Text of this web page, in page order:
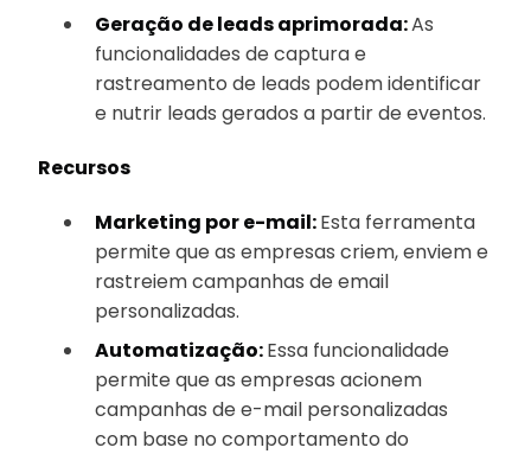
Geração de leads aprimorada:As
funcionalidades de captura e
rastreamento de leads podem identificar
e nutrir leads gerados a partir de eventos.
Recursos
Marketing por e-mail:Esta ferramenta
permite que as empresas criem, enviem e
rastreiem campanhas de email
personalizadas.
Automatização:Essa funcionalidade
permite que as empresas acionem
campanhas de e-mail personalizadas
com base no comportamento do